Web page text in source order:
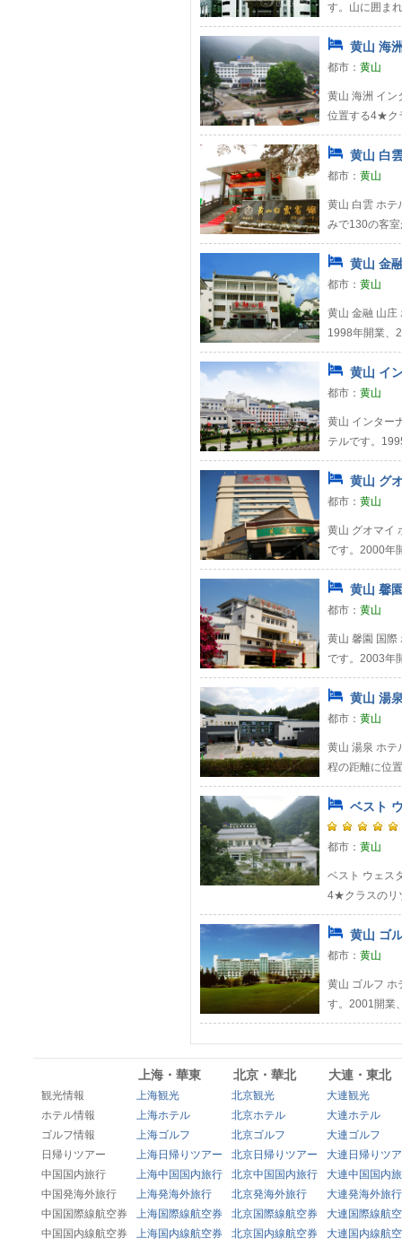
す。山に囲ま
黄山 海
都市： 黄山
黄山 海洲 イン
位置する4★ク
黄山 白
都市： 黄山
黄山 白雲 ホテ
みで130の客
黄山 金
都市： 黄山
黄山 金融 山庄
1998年開業、
黄山 イ
都市： 黄山
黄山 インター
テルです。
黄山 グ
都市： 黄山
黄山 グオマイ
です。2000年
黄山 馨
都市： 黄山
黄山 馨園 国際
です。2003年
黄山 湯
都市： 黄山
黄山 湯泉 ホテ
程の距離に位
ベスト
都市： 黄山
ベスト ウェス
4★クラスのリ
黄山 ゴ
都市： 黄山
黄山 ゴルフ ホ
す。2001開業
上海・華東 北京・華北 大連・東北
観光情報 上海観光 北京観光
大連観光
ホテル情報
上海ホテル 北京ホテル
大連ホテル
ゴルフ情報
上海ゴルフ 北京ゴルフ
大連ゴルフ
日帰りツアー
上海日帰りツアー 北京日帰りツアー
大連日帰りツ
中国国内旅行
上海中国国内旅行 北京中国国内旅行
大連中国国内
中国発海外旅行
上海発海外旅行 北京発海外旅行
大連発海外旅行
中国国際線航空券
上海国際線航空券 北京国際線航空券
大連国際線航
中国国内線航空券
上海国内線航空券 北京国内線航空券 大連国内線航